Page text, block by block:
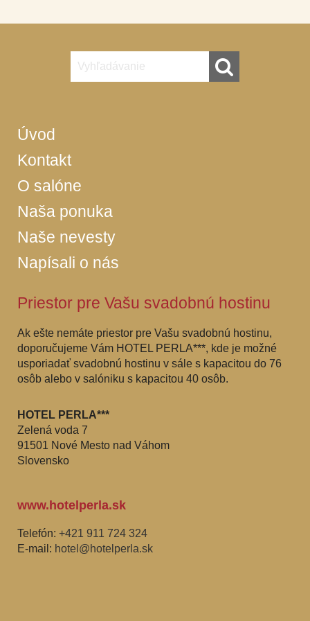
Úvod
Kontakt
O salóne
Naša ponuka
Naše nevesty
Napísali o nás
Priestor pre Vašu svadobnú hostinu
Ak ešte nemáte priestor pre Vašu svadobnú hostinu,
doporučujeme Vám HOTEL PERLA***, kde je možné
usporiadať svadobnú hostinu v sále s kapacitou do 76
osôb alebo v salóniku s kapacitou 40 osôb.
HOTEL PERLA***
Zelená voda 7
91501 Nové Mesto nad Váhom
Slovensko
www.hotelperla.sk
Telefón: +421 911 724 324
E-mail: hotel@hotelperla.sk